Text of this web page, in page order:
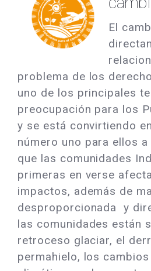
El
problema de los
uno de los principales
preocupación para los
y se está convirtiendo
número uno para ellos a
que las comunidades
primeras en verse
impactos, además de
desproporcionada y
las comunidades están
retroceso glaciar, el
permahielo, los